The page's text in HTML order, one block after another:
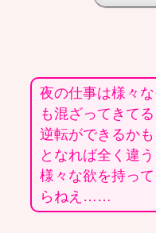
夜の仕事は様々
も混ざってきて
逆転ができるか
となれば全く違
様々な欲を持っ
らねえ……